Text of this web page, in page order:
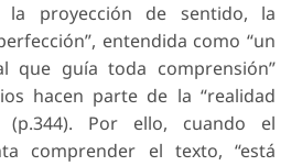
la proyección de sentido, la
entendida como “un
que guía toda comprensión”
hacen parte de la “realidad
(p.344). Por ello, cuando el
comprender el texto, “está